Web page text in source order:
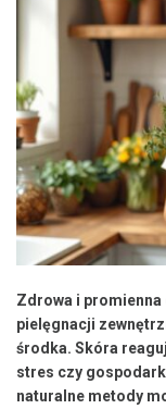
Zdrowa i
pielęgnacji
środka. Skóra
stres czy
naturalne metody